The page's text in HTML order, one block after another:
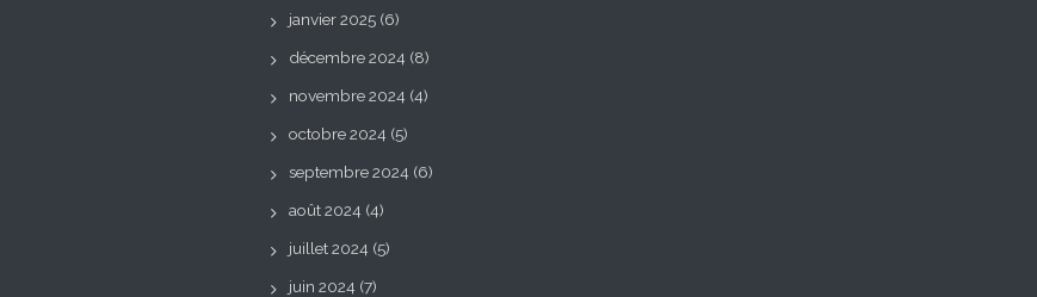
janvier 2025 (6)
décembre 2024 (8)
novembre 2024 (4)
octobre 2024 (5)
septembre 2024 (6)
août 2024 (4)
juillet 2024 (5)
juin 2024 (7)